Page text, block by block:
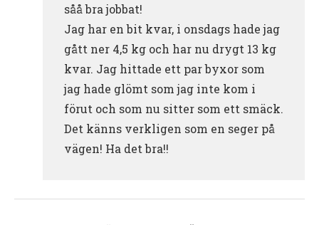
såå bra jobbat!
Jag har en bit kvar, i onsdags hade jag
gått ner 4,5 kg och har nu drygt 13 kg
kvar. Jag hittade ett par byxor som
jag hade glömt som jag inte kom i
förut och som nu sitter som ett smäck.
Det känns verkligen som en seger på
vägen! Ha det bra!!